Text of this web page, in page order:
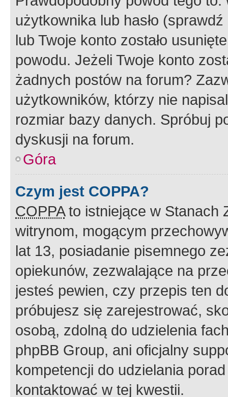
użytkownika lub hasło
lub Twoje konto zostało
powodu. Jeżeli Twoje konto
żadnych postów na forum?
użytkowników, którzy nie
rozmiar bazy danych. Spróbuj
dyskusji na forum.
Góra
Czym jest COPPA?
COPPAto istniejące w Stanach
witrynom, mogącym
lat 13, posiadanie pisemnego
opiekunów, zezwalające na
jesteś pewien, czy przepis ten
próbujesz się zarejestrować,
osobą, zdolną do udzielenia
phpBB Group, ani oficjalny
kompetencji do udzielania
kontaktować w tej kwestii.